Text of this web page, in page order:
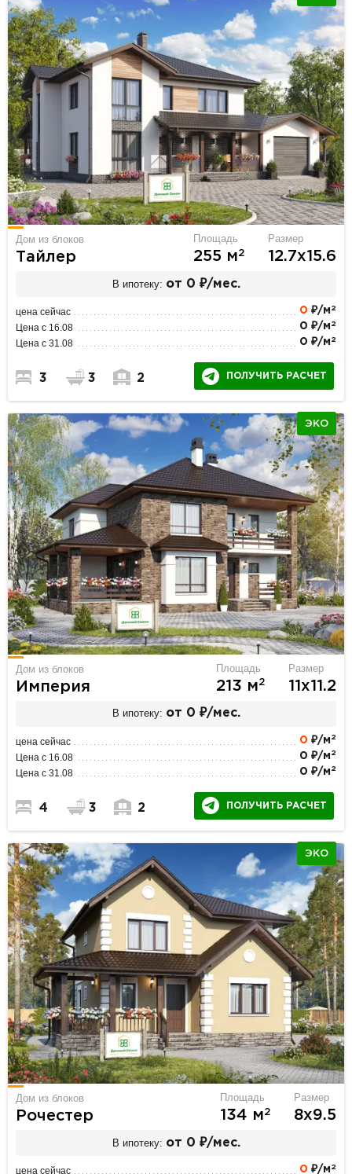
Дом из блоков
Тайлер
Площадь
255 м2
Размер
12.7х15.6
В ипотеку: от 0 ₽/мес.
цена сейчас 0 ₽/м 2
Цена с 16.08 0 ₽/м 2
Цена с 31.08 0 ₽/м 2
3 3 2 ПОЛУЧИТЬ РАСЧЕТ
ЭКО
Дом из блоков
Империя
Площадь
213 м2
Размер
11х11.2
В ипотеку: от 0 ₽/мес.
цена сейчас 0 ₽/м 2
Цена с 16.08 0 ₽/м 2
Цена с 31.08 0 ₽/м 2
4 3 2 ПОЛУЧИТЬ РАСЧЕТ
ЭКО
Дом из блоков
Рочестер
Площадь
134 м2
Размер
8х9.5
В ипотеку: от 0 ₽/мес.
цена сейчас 0 ₽/м 2